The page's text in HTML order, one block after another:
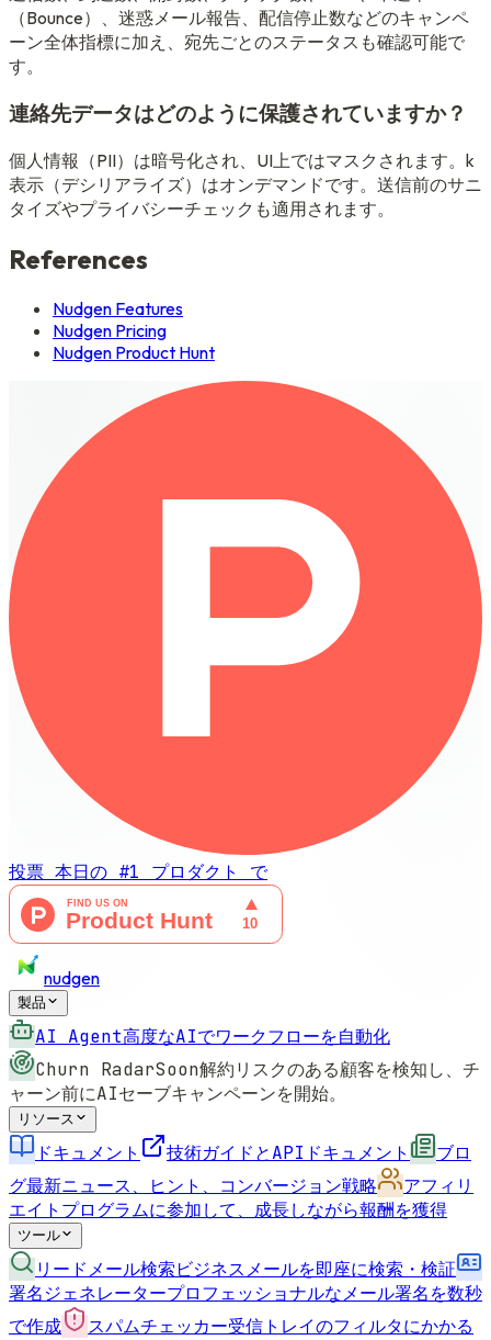
（Bounce）、迷惑メール報告、配信停止数などのキャンペ
ーン全体指標に加え、宛先ごとのステータスも確認可能で
す。
連絡先データはどのように保護されていますか？
個人情報（PII）は暗号化され、UI上ではマスクされます。k
表示（デシリアライズ）はオンデマンドです。送信前のサニ
タイズやプライバシーチェックも適用されます。
References
Nudgen Features
Nudgen Pricing
Nudgen Product Hunt
投票 本日の #1 プロダクト で
nudgen
製品
AI Agent高度なAIでワークフローを自動化
Churn RadarSoon解約リスクのある顧客を検知し、チ
ャーン前にAIセーブキャンペーンを開始。
リソース
ドキュメント 技術ガイドとAPIドキュメント
ブロ
グ最新ニュース、ヒント、コンバージョン戦略
アフィリ
エイト プログラムに参加して、成長しながら報酬を獲得
ツール
リードメール検索ビジネスメールを即座に検索・検証
署名ジェネレータープロフェッショナルなメール署名を数秒
で作成
スパムチェッカー受信トレイのフィルタにかかる